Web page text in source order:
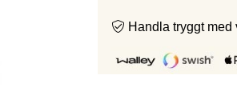
Handla tryggt